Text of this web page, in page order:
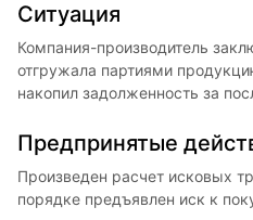
Ситуация
Компания-производитель
отгружала партиями
накопил задолженность за
Предпринятые
Произведен расчет исковых
порядке предъявлен иск к